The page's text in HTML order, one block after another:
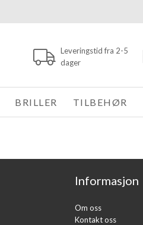
Leveringstid fra 2-5
dager
BRILLER TILBEHØR
Informasjon
Om oss
Kontakt oss